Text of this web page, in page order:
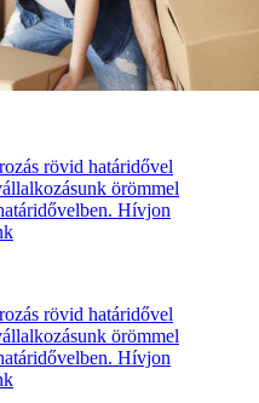
rövid határidővel
örömmel
Hívjon
rövid határidővel
örömmel
Hívjon